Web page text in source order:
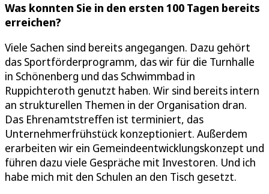
Was konnten Sie in den ersten 100 Tagen bereits
erreichen?
Viele Sachen sind bereits angegangen. Dazu gehört
das Sportförderprogramm, das wir für die Turnhalle
in Schönenberg und das Schwimmbad in
Ruppichteroth genutzt haben. Wir sind bereits intern
an strukturellen Themen in der Organisation dran.
Das Ehrenamtstreffen ist terminiert, das
Unternehmerfrühstück konzeptioniert. Außerdem
erarbeiten wir ein Gemeindeentwicklungskonzept und
führen dazu viele Gespräche mit Investoren. Und ich
habe mich mit den Schulen an den Tisch gesetzt.